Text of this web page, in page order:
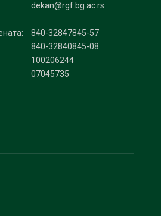
dekan@rgf.bg.ac.rs
840-32847845-57
840-32840845-08
100206244
07045735